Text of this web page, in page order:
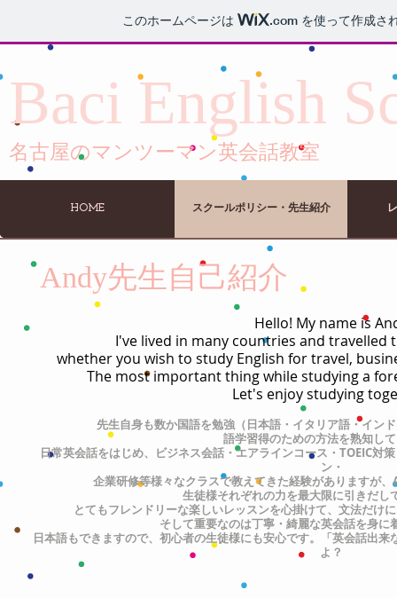
このホームページは .com を使って作成さ
Baci English
名古屋のマンツーマン英会話教室
HOME スクールポリシー・先生紹介
Hello! My name is
I've lived in many countries and travelled
whether you wish to study English for travel,
The most important thing while studying a
Let's enjoy studying
先生自身も数か国語を勉強（日本語・イタリア語・イン
語学習得のための方法を熟知し
日常英会話をはじめ、ビジネス会話・エアラインコース・TOEIC対
ン・
企業研修等様々なクラスで教えてきた経験がありますが
生徒様それぞれの力を最大限に引きだし
とてもフレンドリーな楽しいレッスンを心掛けて、文法だけ
そして重要なのは丁寧・綺麗な英会話を身に
日本語もできますので、初心者の生徒様にも安心です。「英会話出
よ？
Andy先生自己紹介